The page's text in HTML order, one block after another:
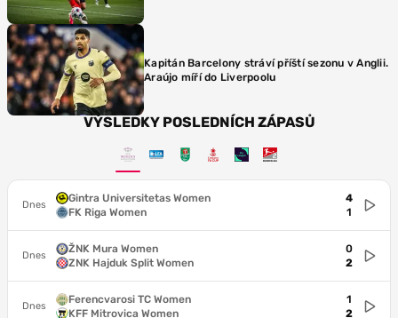
Kapitán Barcelony stráví příští sezonu v Anglii.
Araújo míří do Liverpoolu
VÝSLEDKY POSLEDNÍCH ZÁPASŮ
Dnes
Gintra Universitetas Women
FK Riga Women
4
1
Dnes
ŽNK Mura Women
ZNK Hajduk Split Women
0
2
Dnes
Ferencvarosi TC Women
KFF Mitrovica Women
1
2